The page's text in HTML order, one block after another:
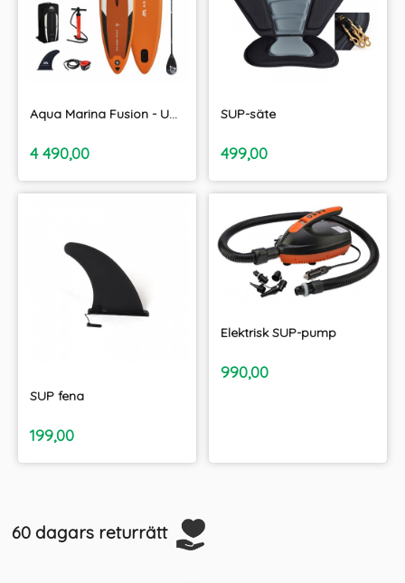
Aqua Marina Fusion - Uppblåsbara SUP paket 10'10"
Pris
4 490,00moms
SUP-säte
Pris
499,00moms
SUP fena
Pris
199,00moms
Elektrisk SUP-pump
Pris
990,00moms
60 dagars returrätt